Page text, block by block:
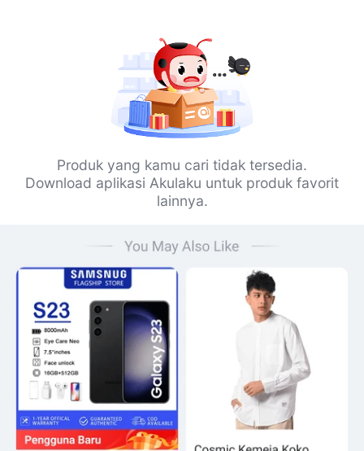
Produk yang kamu cari tidak tersedia.
Download aplikasi Akulaku untuk produk favorit
lainnya.